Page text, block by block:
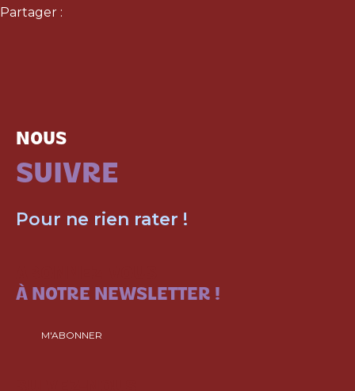
Partager :
NOUS
SUIVRE
Pour ne rien rater !
À NOTRE NEWSLETTER !
M'ABONNER